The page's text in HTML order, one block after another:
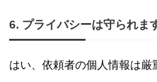
6. プライバシーは守られま
はい、依頼者の個人情報は